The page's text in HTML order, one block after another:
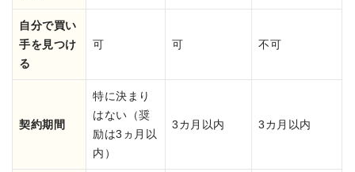
自分で買い
手を見つけ
る
可 可 不可
契約期間
特に決まり
はない （奨
励は3ヵ月以
内）
3カ月以内 3カ月以内